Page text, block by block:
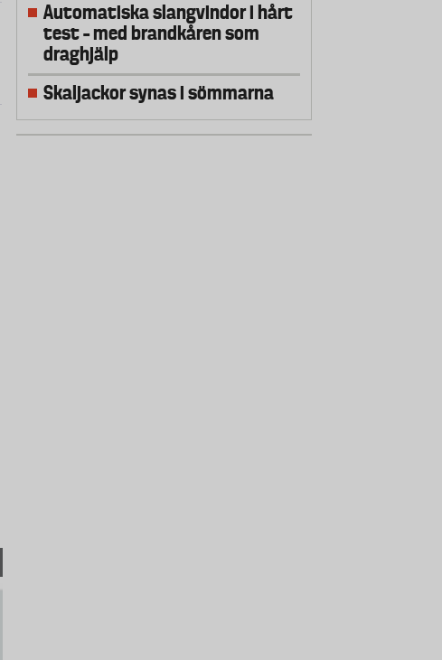
Automatiska slangvindor i hårt
test – med brandkåren som
draghjälp
Skaljackor synas i sömmarna